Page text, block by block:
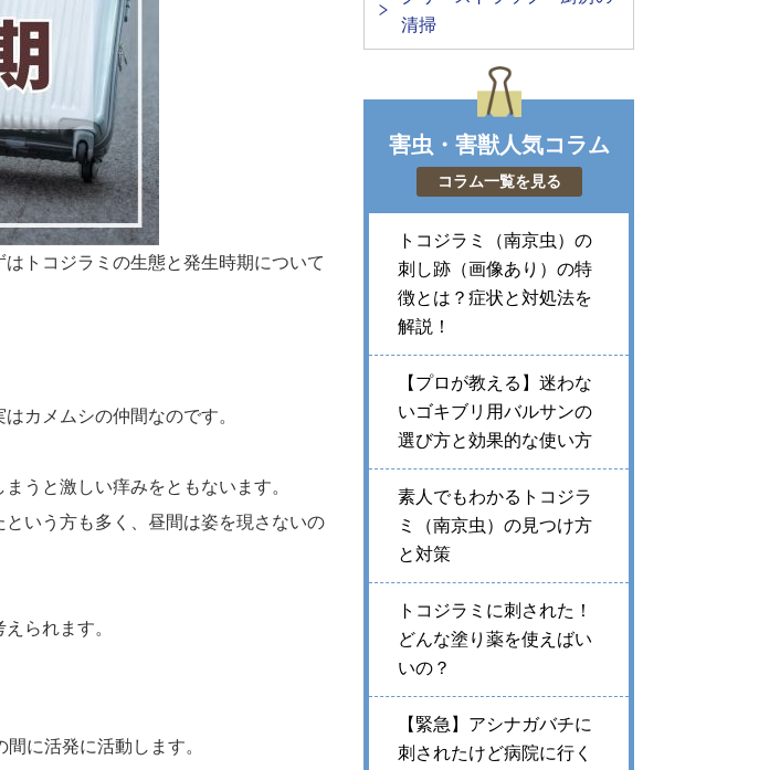
トコジラミの生態と発生時期について
カメムシの仲間なのです。
うと激しい痒みをともないます。
いう方も多く、昼間は姿を現さないの
られます。
に活発に活動します。
清掃
害虫・害獣人気コラム
コラム一覧を見る
トコジラミ（南京虫）の
刺し跡（画像あり）の特
徴とは？症状と対処法を
解説！
【プロが教える】迷わな
いゴキブリ用バルサンの
選び方と効果的な使い方
素人でもわかるトコジラ
ミ（南京虫）の見つけ方
と対策
トコジラミに刺された！
どんな塗り薬を使えばい
いの？
【緊急】アシナガバチに
刺されたけど病院に行く